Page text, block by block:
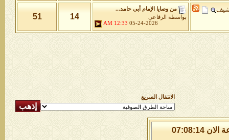
من وصايا الإمام أبي حامد...
بواسطة
الرفاعي
05-24-2026
12:33 AM
14
51
الانتقال السريع
السبت 8 من اغسطس 2026 , الساعة الان 07:08:14